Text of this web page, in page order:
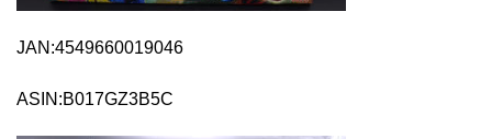
JAN:4549660019046
ASIN:B017GZ3B5C